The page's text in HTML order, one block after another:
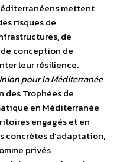
mettent
risques de
de
conception de
leur résilience.
pour la Méditerranée
Trophées de
en Méditerranée
engagés et en
concrètes d’adaptation,
privés